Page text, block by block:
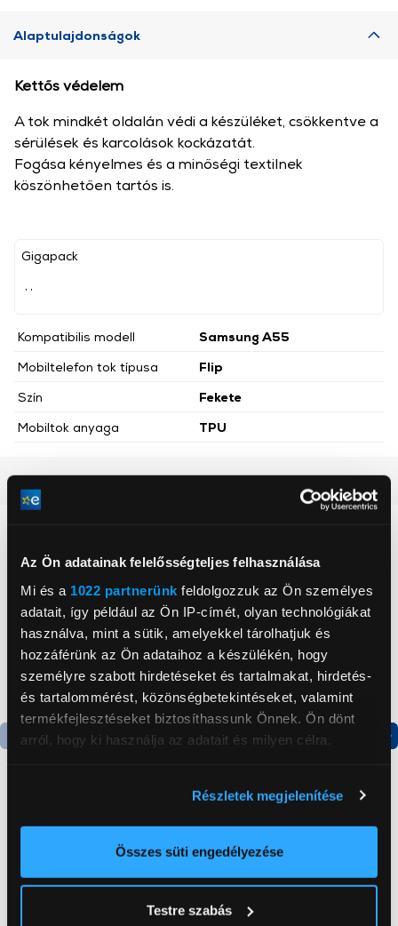
Az Ön adatainak felelősségteljes felhasználása
Mi és a 1022 partnerünk feldolgozzuk az Ön személyes
adatait, így például az Ön IP-címét, olyan technológiákat
használva, mint a sütik, amelyekkel tárolhatjuk és
hozzáférünk az Ön adataihoz a készülékén, hogy
személyre szabott hirdetéseket és tartalmakat, hirdetés-
és tartalommérést, közönségbetekintéseket, valamint
termékfejlesztéseket biztosíthassunk Önnek. Ön dönt
arról, hogy ki használja az adatait és milyen célra.
elhelyezkedéséről pár méteres pontossággal
Az Ön készülékén beazonosítása annak konkrét
módjairól és adja meg preferenciáit aRészletek
Részletek megjelenítése
Összes süti engedélyezése
Testre szabás
Alaptulajdonságok
Gigapack
Kompatibilis modell
Samsung A55
Mobiltelefon tok típusa
Flip
Szín
Fekete
Mobiltok anyaga
TPU
Kettős védelem
A tok mindkét oldalán védi a készüléket, csökkentve a
sérülések és karcolások kockázatát.
Fogása kényelmes és a minőségi textilnek
köszönhetően tartós is.
Részletes ismertető
199 999 Ft
kombinált hűtőszekrény
179 999 Ft